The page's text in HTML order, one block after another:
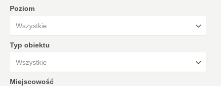
Poziom
Wszystkie
Typ obiektu
Wszystkie
Miejscowość